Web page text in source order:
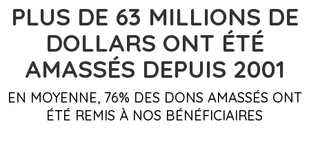
PLUS DE 63 MILLIONS DE
DOLLARS ONT ÉTÉ
AMASSÉS DEPUIS 2001
EN MOYENNE, 76% DES DONS AMASSÉS ONT
ÉTÉ REMIS À NOS BÉNÉFICIAIRES